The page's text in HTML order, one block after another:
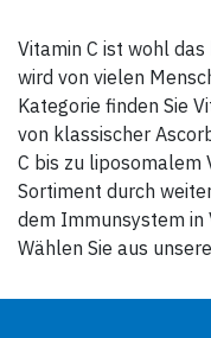
Vitamin C ist wohl
wird von vielen
Kategorie finden Sie
von klassischer
C bis zu liposomalem
Sortiment durch
dem Immunsystem in
Wählen Sie aus